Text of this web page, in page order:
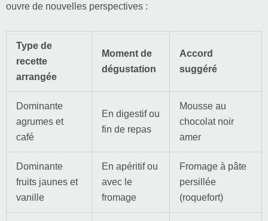
ouvre de nouvelles perspectives :
Type de
recette
arrangée
Moment de
dégustation
Accord
suggéré
Dominante
agrumes et
café
En digestif ou
fin de repas
Mousse au
chocolat noir
amer
Dominante
fruits jaunes et
vanille
En apéritif ou
avec le
fromage
Fromage à pâte
persillée
(roquefort)